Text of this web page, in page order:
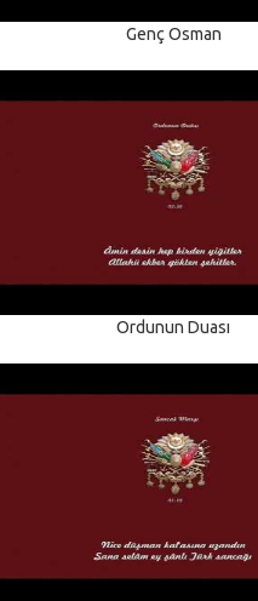
Genç Osman
Ordunun Duası